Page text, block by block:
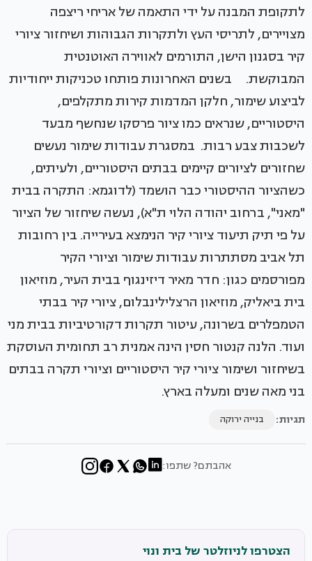
לתקופת המבנה על ידי התאמה של אריחי ריצפה
מצויירים, לתריסי העץ ולתקרות הגבוהות ושיחזור ציורי
קיר בסגנון הישן, התורמים לאווירה האוטנטית
המבוקשת. בשנים האחרונות פותחו טכניקות ייחודיות
לביצוע שימור, חלקן המדמות קירות מתקלפים,
היסטוריים, שנראים כמו ציור פרסקו שנחשף מבעד
לשכבות צבע רבות. במסגרת עבודות שימור נעשים
שחזורים לציורים קיימים בבתים היסטוריים, ולעיתים,
כשהציור ההיסטורי כבר הושמד (לדוגמא: התקרה בבית
"מאני", ברחוב יהודה הלוי ת"א), נעשה שיחזור של הציור
על פי תיק תיעוד ציורי קיר הנימצא בעירייה. בין רחובות
תל אביב מסתתרות עבודות שימור וציורי הקיר
מפורסמים כגון: חדר מאיר דיזינגוף בבית העיר, מוזיאון
בית ביאליק, מוזיאון הרצלילינבלום, ציורי קיר בבתי
הטמפלרים בשרונה, עיטור תקרות דקורטיביות בבית מני
ועוד. הלנה קנטור חסין הינה אמנית רב תחומית העוסקת
בשיחזור ושימור ציורי קיר היסטוריים וציורי תקרה בבתים
בני מאה שנים ומעלה בארץ.
תגיות: בנייה ירוקה
אהבתם? שתפו:
הצטרפו לניוזלטר של בית ונוי